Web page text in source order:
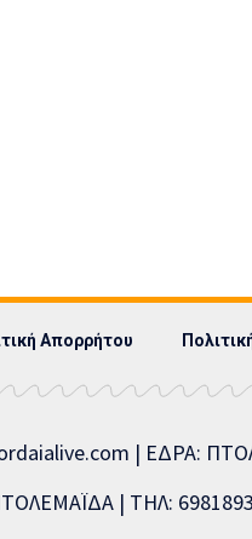
Απορρήτου
eordaialive.com | ΕΔΡΑ:
| ΤΗΛ: